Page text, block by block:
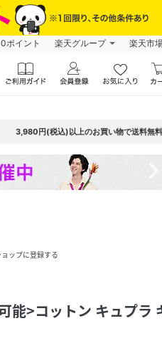
ポイント 楽天グループ 楽天市
3,980円(税込)以上のお買い物で送料無料
ップに登録する
能>コットン キュプラ